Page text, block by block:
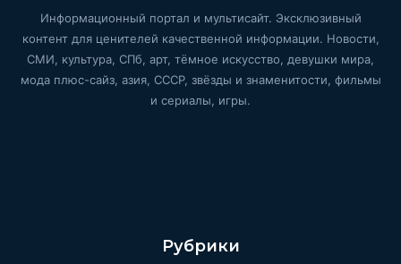
Информационный портал и мультисайт. Эксклюзивный
контент для ценителей качественной информации. Новости,
СМИ, культура, СПб, арт, тёмное искусство, девушки мира,
мода плюс-сайз, азия, СССР, звёзды и знаменитости, фильмы
и сериалы, игры.
Рубрики